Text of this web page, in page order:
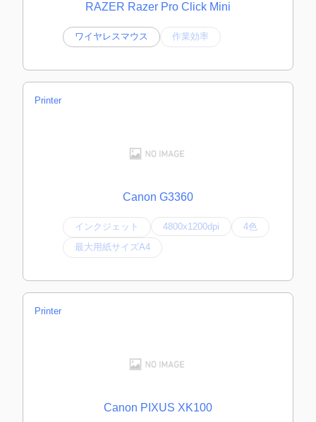
RAZER Razer Pro Click Mini
ワイヤレスマウス 作業効率
Printer
Canon G3360
インクジェット 4800x1200dpi
4色
最大用紙サイズA4
Printer
Canon PIXUS XK100